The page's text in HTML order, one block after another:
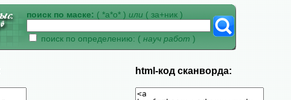
поиск по маске: ( *а*о* ) или ( за+ник )
поиск по определению: ( науч работ )
html-код сканворда: